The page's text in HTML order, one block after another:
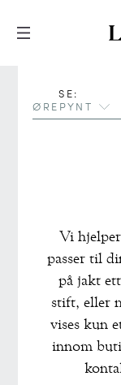
SE:
ØREPYNT
Vi
passer til
på jakt
stift, eller
vises kun
innom